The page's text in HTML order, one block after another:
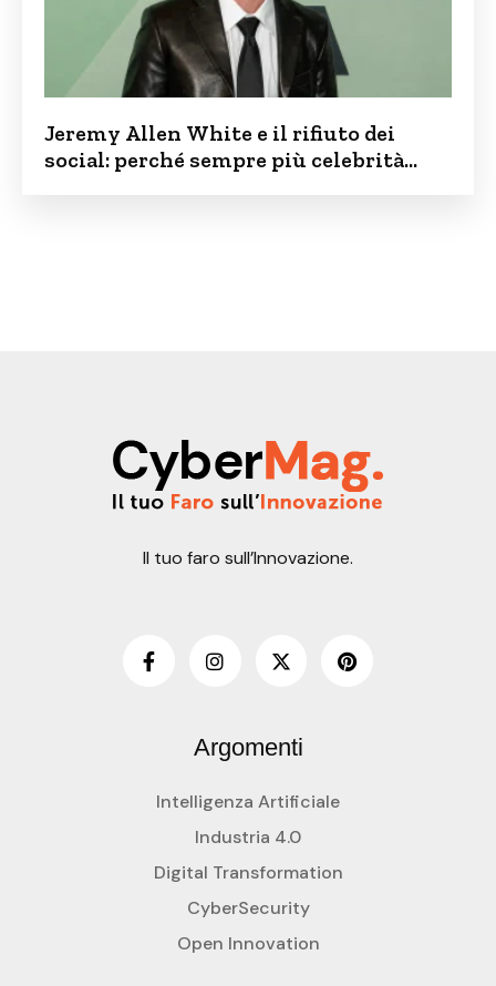
Jeremy Allen White e il rifiuto dei
social: perché sempre più celebrità
Il tuo faro sull’Innovazione.
Argomenti
Intelligenza Artificiale
Industria 4.0
Digital Transformation
CyberSecurity
Open Innovation